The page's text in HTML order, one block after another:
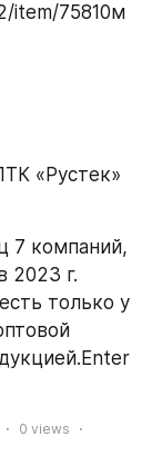
item/75810м
«Рустек»
7 компаний,
2023 г.
только у
0 views